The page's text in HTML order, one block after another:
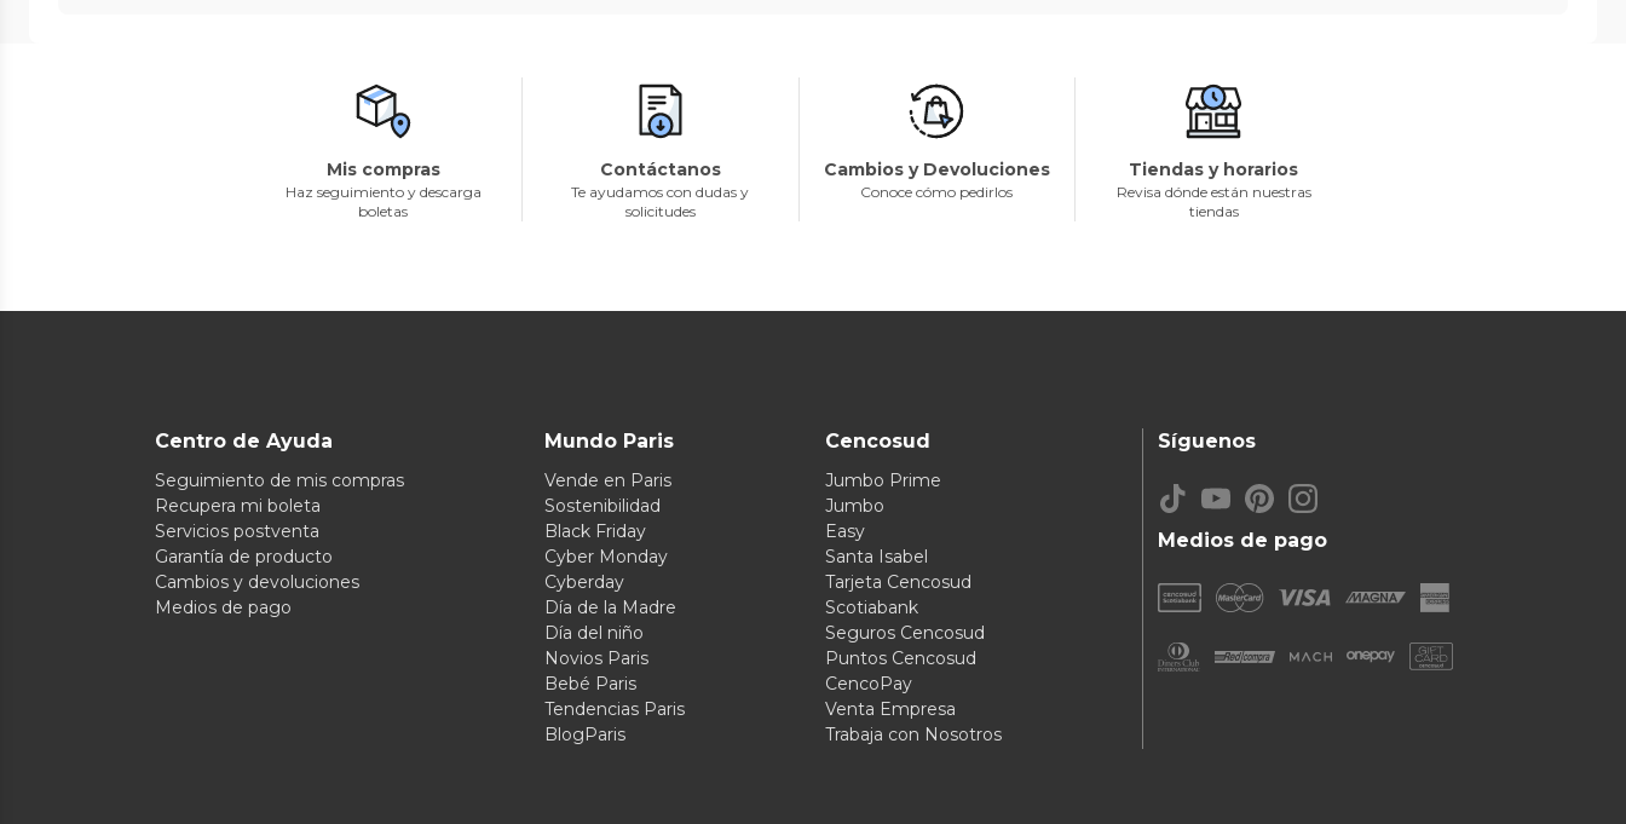
Mis compras
Haz seguimiento y descarga
boletas
Contáctanos
Te ayudamos con dudas y
solicitudes
Cambios y Devoluciones
Conoce cómo pedirlos
Tiendas y horarios
Revisa dónde están nuestras
tiendas
Centro de Ayuda
Seguimiento de mis compras
Recupera mi boleta
Servicios postventa
Garantía de producto
Cambios y devoluciones
Medios de pago
Mundo Paris
Vende en Paris
Sostenibilidad
Black Friday
Cyber Monday
Cyberday
Día de la Madre
Día del niño
Novios Paris
Bebé Paris
Tendencias Paris
BlogParis
Cencosud
Jumbo Prime
Jumbo
Easy
Santa Isabel
Tarjeta Cencosud
Scotiabank
Seguros Cencosud
Puntos Cencosud
CencoPay
Venta Empresa
Trabaja con Nosotros
Medios de pago
Síguenos